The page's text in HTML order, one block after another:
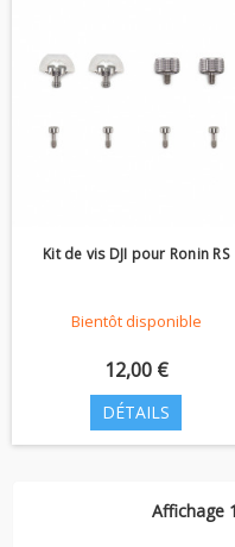
Kit de vis DJI pour Ronin RS
Bientôt disponible
12,00 €
DÉTAILS
Affichage